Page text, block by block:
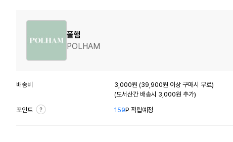
폴햄
POLHAM
배송비
3,000원 (39,900원 이상 구매시 무료)
(도서산간 배송시 3,000원 추가)
포인트 159P 적립예정